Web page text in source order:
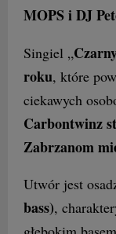
MOPS i DJ
Singiel „
roku, które
ciekawych
Carbontwinz
Zabrzanom
Utwór jest
bass),